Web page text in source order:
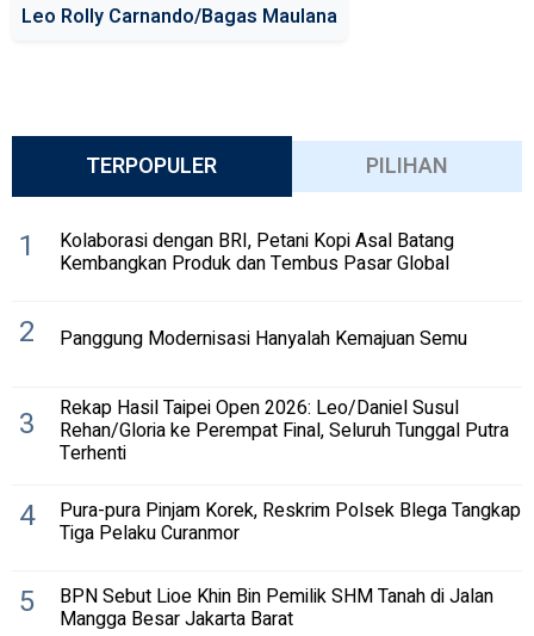
Leo Rolly Carnando/Bagas Maulana
TERPOPULER PILIHAN
1 Kolaborasi dengan BRI, Petani Kopi Asal Batang
Kembangkan Produk dan Tembus Pasar Global
2 Panggung Modernisasi Hanyalah Kemajuan Semu
3 Rekap Hasil Taipei Open 2026: Leo/Daniel Susul
Rehan/Gloria ke Perempat Final, Seluruh Tunggal Putra
Terhenti
4 Pura-pura Pinjam Korek, Reskrim Polsek Blega Tangkap
Tiga Pelaku Curanmor
5 BPN Sebut Lioe Khin Bin Pemilik SHM Tanah di Jalan
Mangga Besar Jakarta Barat